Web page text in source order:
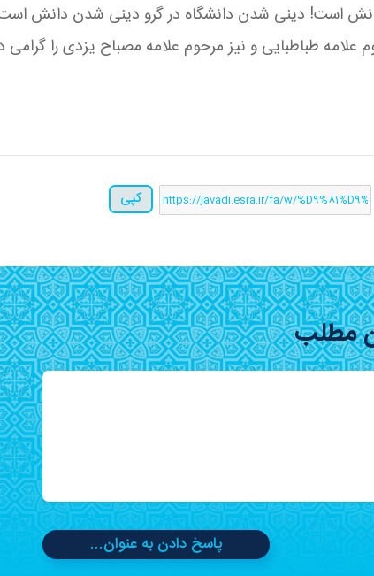
است! دینی شدن دانشگاه در گرو دینی شدن دانش
علامه طباطبایی و نیز مرحوم علامه مصباح یزدی را
کپی
مطلب
پاسخ دادن به عنوان...